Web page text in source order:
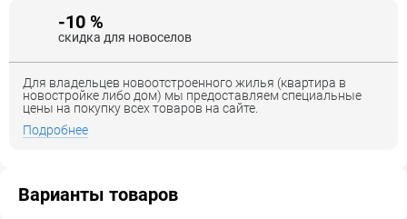
-10 %
скидка для новоселов
Для владельцев новоотстроенного жилья (квартира в
новостройке либо дом) мы предоставляем специальные
цены на покупку всех товаров на сайте.
Подробнее
Варианты товаров